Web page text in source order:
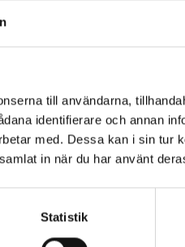
till användarna,
identifierare och annan
med. Dessa kan i sin tur
in när du har använt
Statistik